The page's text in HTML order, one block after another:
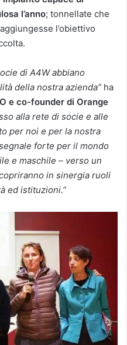
l’anno; tonnellate che
l’obiettivo
di A4W abbiano
della nostra azienda” ha
e co-founder di Orange
alla rete di socie e alle
per noi e per la nostra
forte per il mondo
e maschile – verso un
in sinergia ruoli
ed istituzioni.”